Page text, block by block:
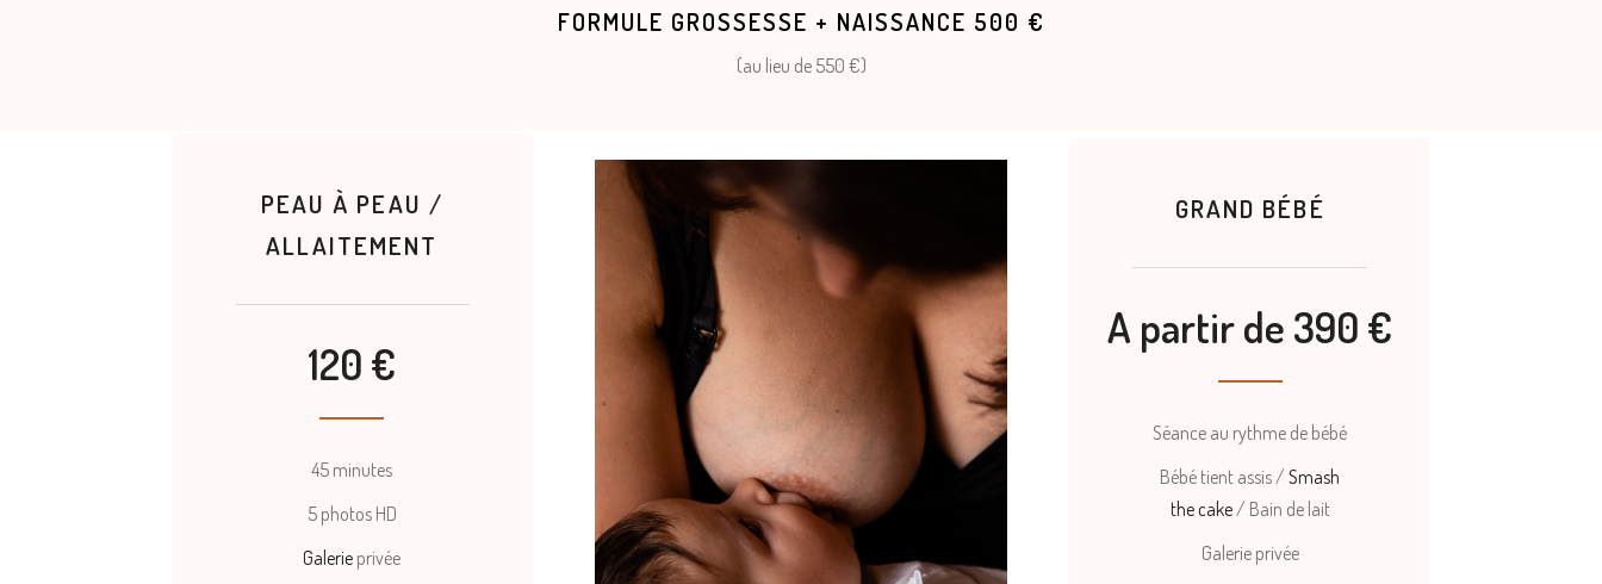
FORMULE GROSSESSE + NAISSANCE 500 €
(au lieu de 550 €)
PEAU À PEAU /
ALLAITEMENT
120 €
45 minutes
5 photos HD
Galerie privée
GRAND BÉBÉ
A partir de 390 €
Séance au rythme de bébé
Bébé tient assis /Smash
the cake/ Bain de lait
Galerie privée